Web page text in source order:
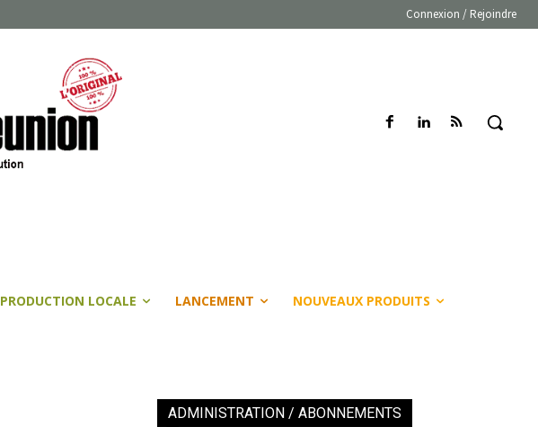
Connexion / Rejoindre
PRODUCTION LOCALE LANCEMENT NOUVEAUX PRODUITS
ADMINISTRATION / ABONNEMENTS